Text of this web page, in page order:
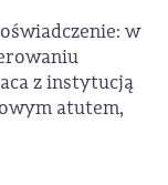
w
z instytucją
atutem,